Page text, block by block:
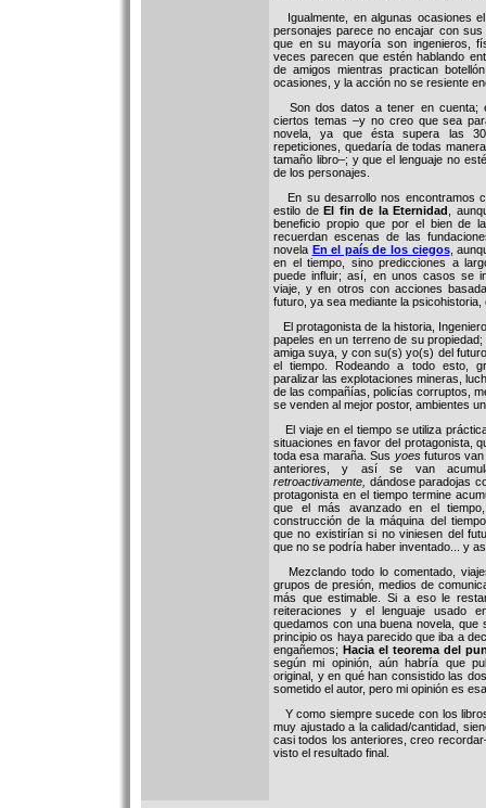
Igualmente, en algunas ocasiones
personajes parece no encajar con sus
que en su mayoría son ingenieros,
veces parecen que estén hablando
de amigos mientras practican
ocasiones, y la acción no se resiente
Son dos datos a tener en cuenta;
ciertos temas –y no creo que sea
novela, ya que ésta supera las
repeticiones, quedaría de todas
tamaño libro–; y que el lenguaje no
de los personajes.
En su desarrollo nos encontramos
estilo deEl fin de la Eternidad
,
beneficio propio que por el bien de
recuerdan escenas de las
novela En el país de los ciegos,
en el tiempo, sino predicciones a
puede influir; así, en unos casos se
viaje, y en otros con acciones
futuro, ya sea mediante la psicohistoria,
El protagonista de la historia,
papeles en un terreno de su
amiga suya, y con su(s) yo(s) del
el tiempo. Rodeando a todo esto,
paralizar las explotaciones mineras,
de las compañías, policías corruptos,
se venden al mejor postor, ambientes
El viaje en el tiempo se utiliza
situaciones en favor del protagonista,
toda esa maraña. Sus yoesfuturos van
anteriores, y así se van
retroactivamente, dándose paradojas
protagonista en el tiempo termine
que el más avanzado en el
construcción de la máquina del
que no existirían si no viniesen del
que no se podría haber inventado... y
Mezclando todo lo comentado,
grupos de presión, medios de
más que estimable. Si a eso le
reiteraciones y el lenguaje usado
quedamos con una buena novela, que
principio os haya parecido que iba a
engañemos; Hacia el teorema del
según mi opinión, aún habría que
original, y en qué han consistido las
sometido el autor, pero mi opinión es
Y como siempre sucede con los
muy ajustado a la calidad/cantidad,
casi todos los anteriores, creo
visto el resultado final.